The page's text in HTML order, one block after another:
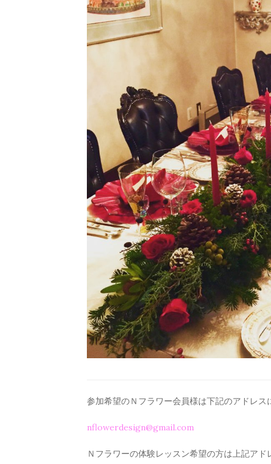
参加希望のＮフラワー会員様は下記のアドレス
nflowerdesign@gmail.com
Ｎフラワーの体験レッスン希望の方は上記アド